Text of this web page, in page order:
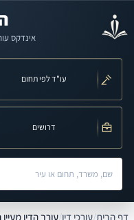
אינדקס
עו"ד לפי תחום
דרושים
חיפוש לפי שם, משרד, תחום
דף הבית/עורכי דין/עורך הדין